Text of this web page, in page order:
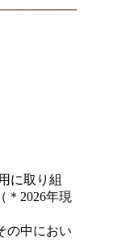
に取り組
＊2026年現
の中におい